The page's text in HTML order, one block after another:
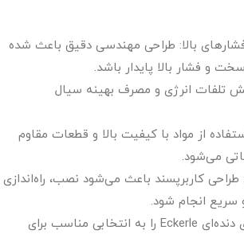
فشارهای بالا: طراحی مهندسی دقیق باعث شده
و فشار بالا پایدار باشد.
تلفات انرژی و مصرف بهینه سیال
از مواد با کیفیت بالا و قطعات مقاوم
می‌شود.
کاربرپسند باعث می‌شود نصب، راه‌اندازی
سریع انجام شود.
این ویژگی‌ها، پمپ های دنده‌ای Eckerle را به انتخابی مناسب برای